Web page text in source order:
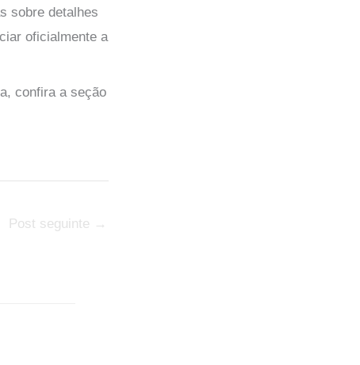
sobre detalhes
oficialmente a
confira a seção
Post seguinte →